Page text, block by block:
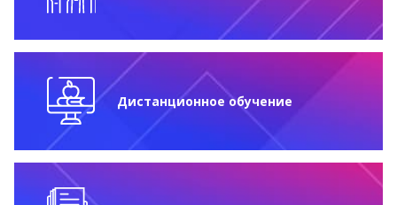
Дистанционное обучение